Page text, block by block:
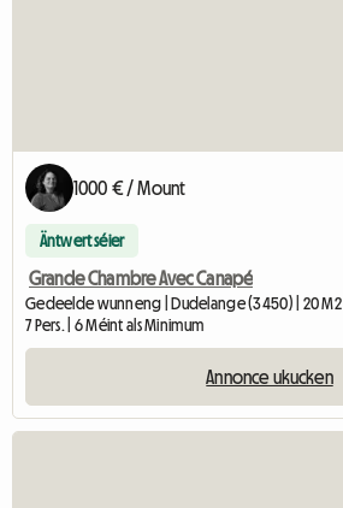
1000 € / Mount
Äntwert séier
Grande Chambre Avec Canapé
Gedeelde wunneng | Dudelange (3450) | 20 M2
7 Pers. | 6 Méint als Minimum
Annonce ukucken